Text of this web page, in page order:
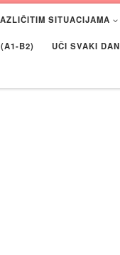
SITUACIJAMA
B2) UČI SVAKI DAN